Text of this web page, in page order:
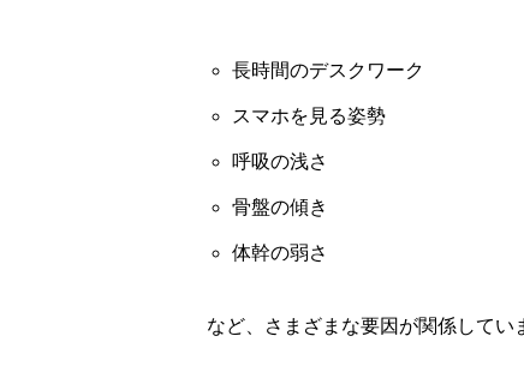
長時間のデスクワーク
スマホを見る姿勢
呼吸の浅さ
骨盤の傾き
体幹の弱さ
など、さまざまな要因が関係してい